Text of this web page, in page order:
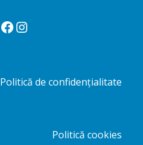
Facebook Instagram
Politică de confidențialitate
Politică cookies